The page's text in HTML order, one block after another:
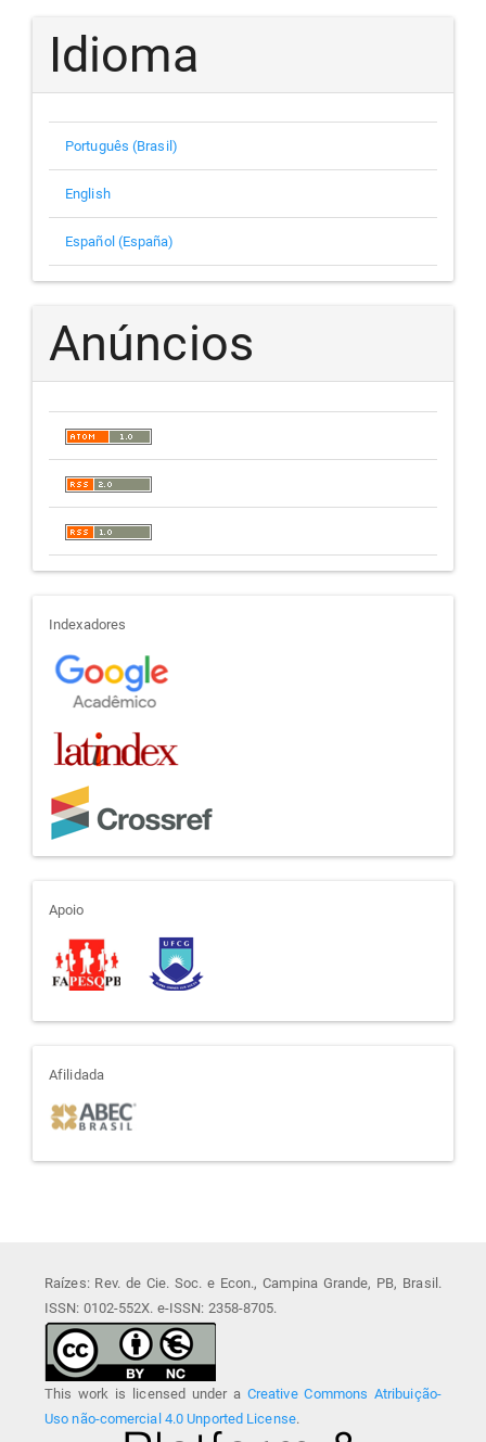
Idioma
Português (Brasil)
English
Español (España)
Anúncios
indexadores
Indexadores
apoio
Apoio
afiliada
Afilidada
Raízes: Rev. de Cie. Soc. e Econ., Campina Grande, PB, Brasil.
ISSN: 0102-552X. e-ISSN: 2358-8705.
This work is licensed under a Creative Commons Atribuição-
Uso não-comercial 4.0 Unported License.